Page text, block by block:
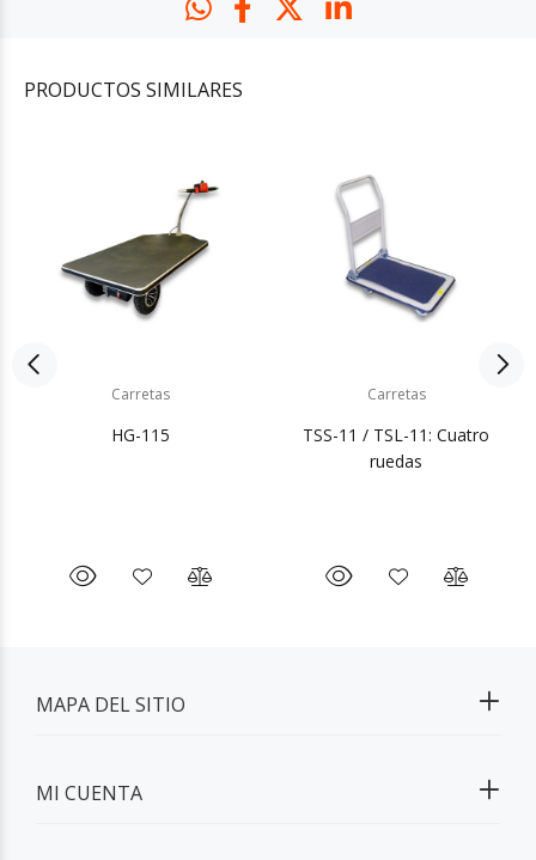
PRODUCTOS SIMILARES
Carretas
HG-115
Carretas
TSS-11 / TSL-11: Cuatro
ruedas
MAPA DEL SITIO
MI CUENTA